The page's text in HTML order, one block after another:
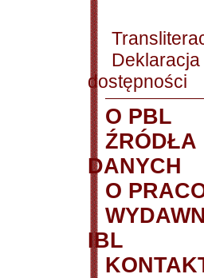
Deklaracja
dostępności
O PBL
ŹRÓDŁA
DANYCH
O
IBL